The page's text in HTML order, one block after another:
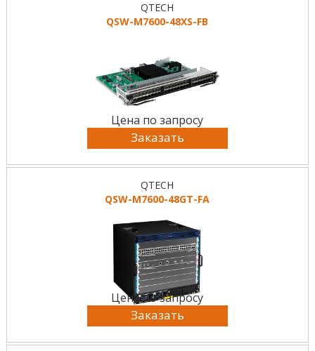
QTECH
QSW-M7600-48XS-FB
Цена по запросу
Заказать
QTECH
QSW-M7600-48GT-FA
Цена по запросу
Заказать